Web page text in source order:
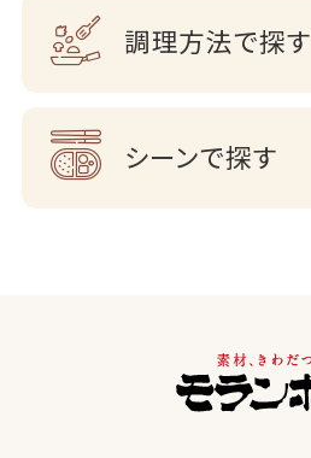
調理方法で探す
シーンで探す